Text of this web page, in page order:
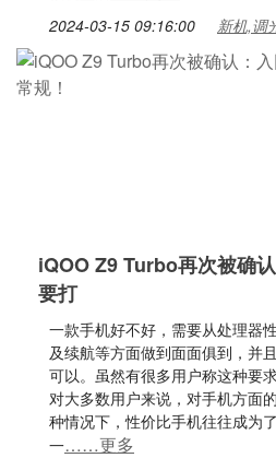
2024-03-15 09:16:00 新机,调
iQOO Z9 Turbo再次被确
要打
一款手机好不好，需要从处理器
及续航等方面做到面面俱到，并
可以。虽然有很多用户称这种要
对大多数用户来说，对手机方面
种情况下，性价比手机往往成为
一……更多